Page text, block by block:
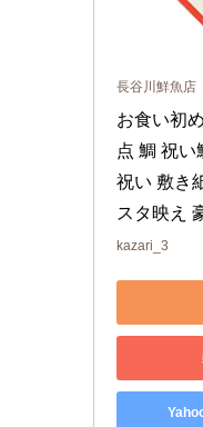
長谷川鮮魚店
お食い初
点 鯛 祝い
祝い 敷き
スタ映え
kazari_3